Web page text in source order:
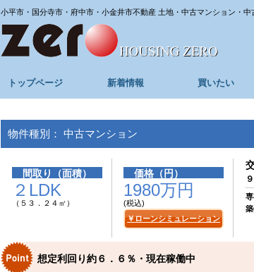
小平市・国分寺市・府中市・小金井市不動産 土地・中古マンション・
物件種別： 中古マンション
間取り（面積）
２LDK
（５３．２４㎡）
価格（円）
1980万円
(税込)
￥ローンシミュレーション
専
築
想定利回り約６．６％・現在稼働中
トップページ 新着情報 買いたい